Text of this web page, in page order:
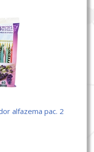
alfazema pac. 2